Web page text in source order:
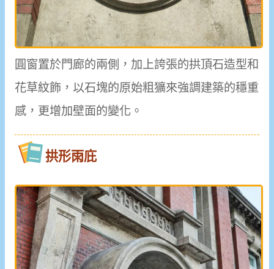
圓窗置於門廊的兩側，加上誇張的拱頂石造型和
花草紋飾，以石塊的原始粗獷來強調建築的穩重
感，更增加壁面的變化。
拱形雨庇